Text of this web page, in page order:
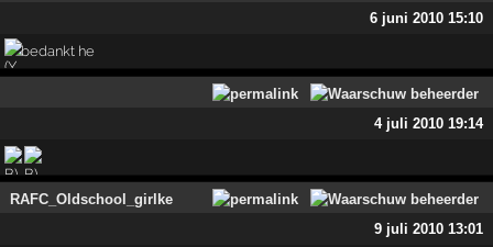
6 juni 2010 15:10
bedankt he
4 juli 2010 19:14
RAFC_Oldschool_girlke
9 juli 2010 13:01